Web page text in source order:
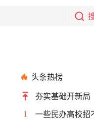
头条热榜
夯实基础开新局
1 一些民办高校招